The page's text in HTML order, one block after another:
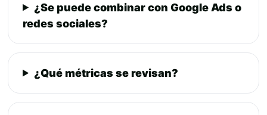
¿Se puede combinar con Google Ads o
redes sociales?
¿Qué métricas se revisan?